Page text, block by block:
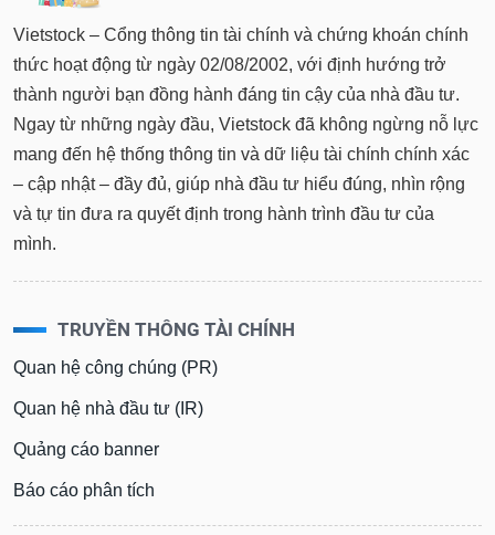
Vietstock – Cổng thông tin tài chính và chứng khoán chính
thức hoạt động từ ngày 02/08/2002, với định hướng trở
thành người bạn đồng hành đáng tin cậy của nhà đầu tư.
Ngay từ những ngày đầu, Vietstock đã không ngừng nỗ lực
mang đến hệ thống thông tin và dữ liệu tài chính chính xác
– cập nhật – đầy đủ, giúp nhà đầu tư hiểu đúng, nhìn rộng
và tự tin đưa ra quyết định trong hành trình đầu tư của
mình.
TRUYỀN THÔNG TÀI CHÍNH
Quan hệ công chúng (PR)
Quan hệ nhà đầu tư (IR)
Quảng cáo banner
Báo cáo phân tích